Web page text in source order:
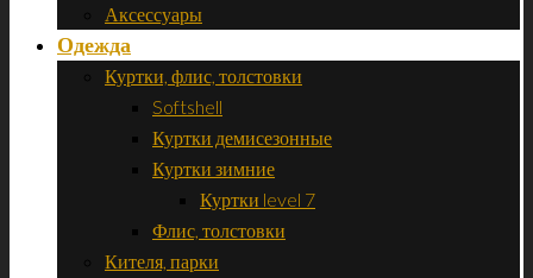
Аксессуары
Одежда
Куртки, флис, толстовки
Softshell
Куртки демисезонные
Куртки зимние
Куртки level 7
Флис, толстовки
Кителя, парки